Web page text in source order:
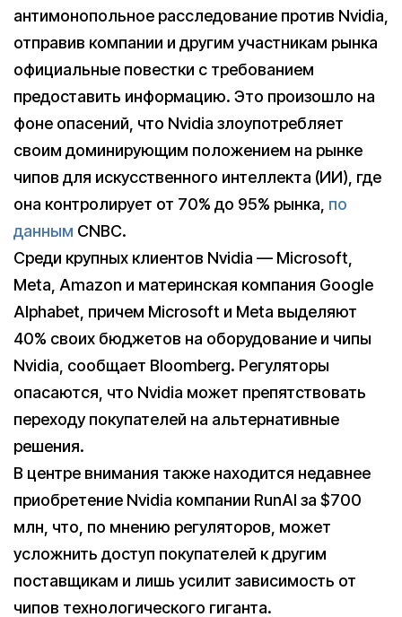
антимонопольное расследование против Nvidia,
отправив компании и другим участникам рынка
официальные повестки с требованием
предоставить информацию. Это произошло на
фоне опасений, что Nvidia злоупотребляет
своим доминирующим положением на рынке
чипов для искусственного интеллекта (ИИ), где
она контролирует от 70% до 95% рынка, по
данным CNBC.
Среди крупных клиентов Nvidia — Microsoft,
Meta, Amazon и материнская компания Google
Alphabet, причем Microsoft и Meta выделяют
40% своих бюджетов на оборудование и чипы
Nvidia, сообщает Bloomberg. Регуляторы
опасаются, что Nvidia может препятствовать
переходу покупателей на альтернативные
решения.
В центре внимания также находится недавнее
приобретение Nvidia компании RunAI за $700
млн, что, по мнению регуляторов, может
усложнить доступ покупателей к другим
поставщикам и лишь усилит зависимость от
чипов технологического гиганта.